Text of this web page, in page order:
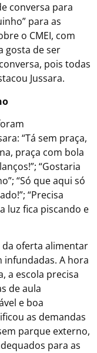
conversa para
para as
o CMEI, com
gosta de ser
pois todas
Jussara.
“Tá sem praça,
praça com bola
“Gostaria
“Só que aqui só
“Precisa
luz fica piscando e
da oferta alimentar
infundadas. A hora
a escola precisa
de aula
e boa
as demandas
parque externo,
para as